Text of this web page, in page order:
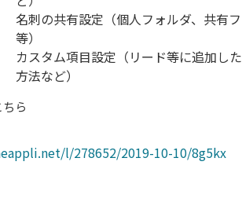
名刺の共有設定（個人フォルダ、共有
等）
カスタム項目設定（リード等に追加し
方法など）
ら
l/278652/2019-10-10/8g5kx